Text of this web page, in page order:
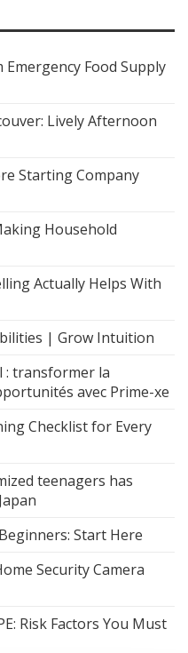
Food Supply
Lively Afternoon
Starting Company
Household
Actually Helps With
| Grow Intuition
: transformer la
avec Prime-xe
Checklist for Every
teenagers has
Start Here
Security Camera
Risk Factors You Must